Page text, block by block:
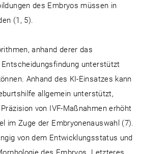
des Embryos müssen in
(1, 5).
anhand derer das
unterstützt
Anhand des KI-Einsatzes kann
allgemein unterstützt,
von IVF-Maßnahmen erhöht
im Zuge der Embryonenauswahl (7).
von dem Entwicklungsstatus und